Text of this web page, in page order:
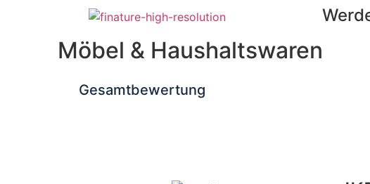
Möbel & Haushaltswaren
Gesamtbewertung